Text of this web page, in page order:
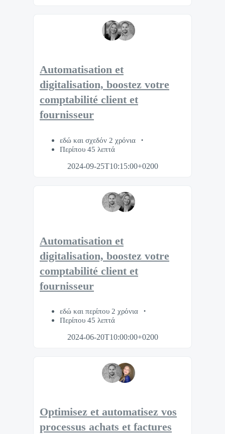
Automatisation et
digitalisation, boostez votre
comptabilité client et
fournisseur
εδώ και σχεδόν 2 χρόνια
Περίπου 45 λεπτά
2024-09-25T10:15:00+0200
Automatisation et
digitalisation, boostez votre
comptabilité client et
fournisseur
εδώ και περίπου 2 χρόνια
Περίπου 45 λεπτά
2024-06-20T10:00:00+0200
Optimisez et automatisez vos
processus achats et factures